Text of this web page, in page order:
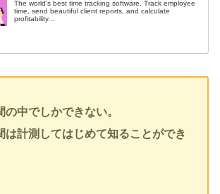
The world's best time tracking software. Track employee
time, send beautiful client reports, and calculate
profitability...
の中でしかできない。
は計測してはじめて知ることができ